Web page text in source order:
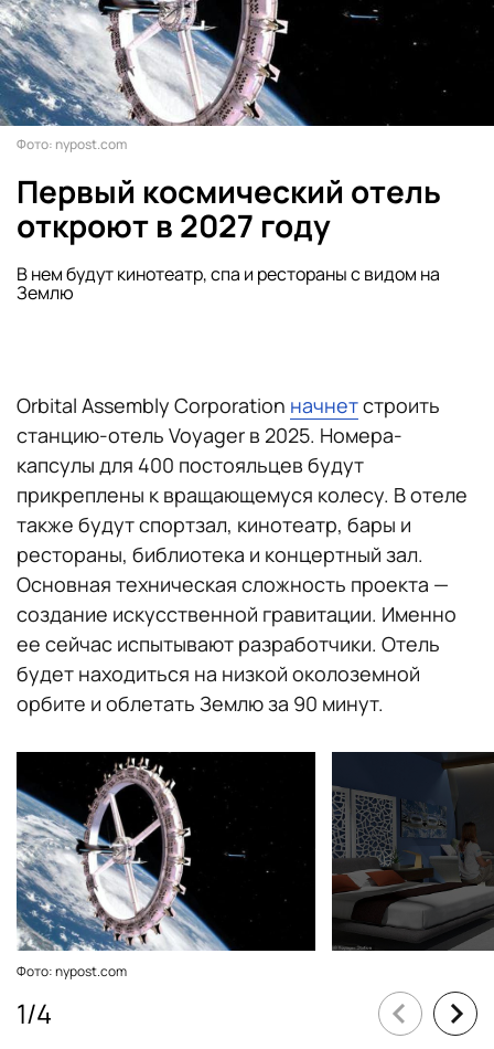
Фото: nypost.com
Первый космический отель
откроют в 2027 году
В нем будут кинотеатр, спа и рестораны с видом на
Землю
Orbital Assembly Corporation начнетстроить
станцию-отель Voyager в 2025. Номера-
капсулы для 400 постояльцев будут
прикреплены к вращающемуся колесу. В отеле
также будут спортзал, кинотеатр, бары и
рестораны, библиотека и концертный зал.
Основная техническая сложность проекта —
создание искусственной гравитации. Именно
ее сейчас испытывают разработчики. Отель
будет находиться на низкой околоземной
орбите и облетать Землю за 90 минут.
Фото: nypost.com
1/4